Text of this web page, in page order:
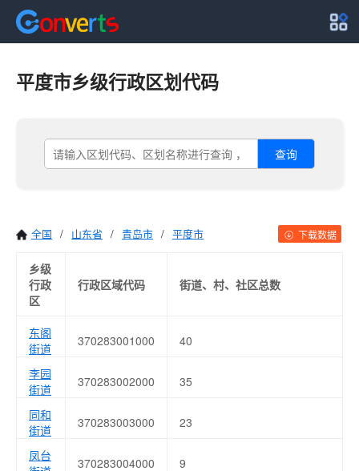
平度市乡级行政区划代码
查询
全国 / 山东省 / 青岛市 / 平度市 下载数据
乡级
行政
区
行政区域代码 街道、村、社区总数
东阁
街道
370283001000 40
李园
街道
370283002000 35
同和
街道
370283003000 23
凤台
370283004000 9